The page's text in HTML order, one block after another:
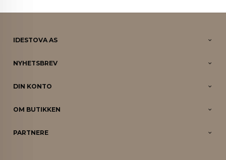
IDESTOVA AS
NYHETSBREV
DIN KONTO
OM BUTIKKEN
PARTNERE